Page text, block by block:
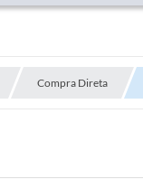
Compra Direta